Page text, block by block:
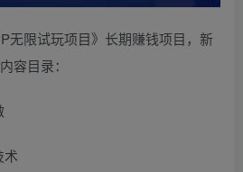
无限试玩项目》长期赚钱项目，新
容目录：
术